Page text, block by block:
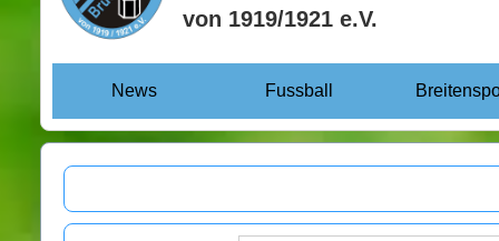
von 1919/1921 e.V.
News Fussball